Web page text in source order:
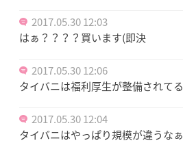
2017.05.30 12:03
はぁ？？？？買います(即決
2017.05.30 12:06
タイバニは福利厚生が整備されてる
2017.05.30 12:04
タイバニはやっぱり規模が違うなぁ